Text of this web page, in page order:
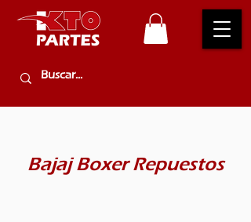
Bajaj Boxer Repuestos